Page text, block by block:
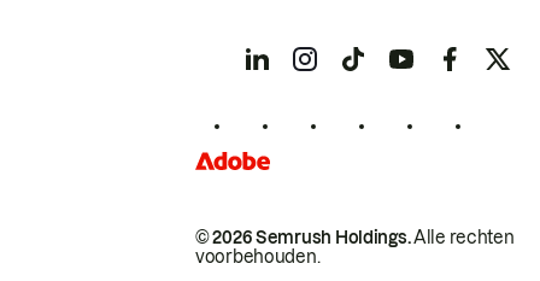
© 2026 Semrush Holdings.Alle rechten
voorbehouden.